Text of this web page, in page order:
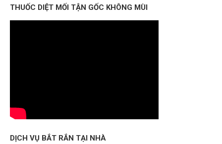
THUỐC DIỆT MỐI TẬN GỐC KHÔNG MÙI
DỊCH VỤ BẮT RẮN TẠI NHÀ